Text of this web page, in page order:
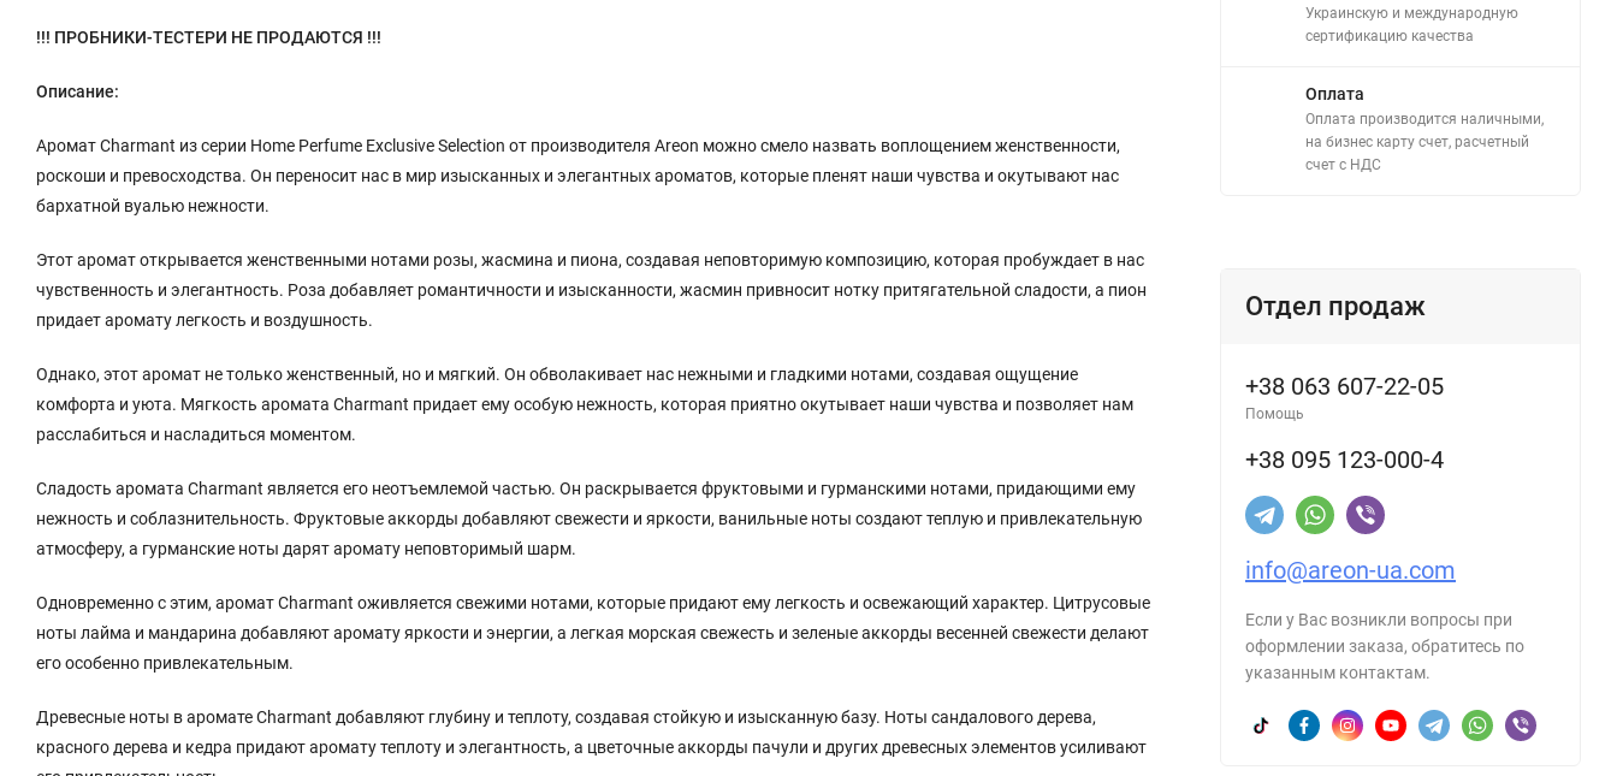
!!! ПРОБНИКИ-ТЕСТЕРИ НЕ ПРОДАЮТСЯ !!!
Описание:
Аромат Charmant из серии Home Perfume Exclusive Selection от производителя Areon можно смело назвать воплощением женственности,
роскоши и превосходства. Он переносит нас в мир изысканных и элегантных ароматов, которые пленят наши чувства и окутывают нас
бархатной вуалью нежности.
Этот аромат открывается женственными нотами розы, жасмина и пиона, создавая неповторимую композицию, которая пробуждает в нас
чувственность и элегантность. Роза добавляет романтичности и изысканности, жасмин привносит нотку притягательной сладости, а пион
придает аромату легкость и воздушность.
Однако, этот аромат не только женственный, но и мягкий. Он обволакивает нас нежными и гладкими нотами, создавая ощущение
комфорта и уюта. Мягкость аромата Charmant придает ему особую нежность, которая приятно окутывает наши чувства и позволяет нам
расслабиться и насладиться моментом.
Сладость аромата Charmant является его неотъемлемой частью. Он раскрывается фруктовыми и гурманскими нотами, придающими ему
нежность и соблазнительность. Фруктовые аккорды добавляют свежести и яркости, ванильные ноты создают теплую и привлекательную
атмосферу, а гурманские ноты дарят аромату неповторимый шарм.
Одновременно с этим, аромат Charmant оживляется свежими нотами, которые придают ему легкость и освежающий характер. Цитрусовые
ноты лайма и мандарина добавляют аромату яркости и энергии, а легкая морская свежесть и зеленые аккорды весенней свежести делают
его особенно привлекательным.
Древесные ноты в аромате Charmant добавляют глубину и теплоту, создавая стойкую и изысканную базу. Ноты сандалового дерева,
красного дерева и кедра придают аромату теплоту и элегантность, а цветочные аккорды пачули и других древесных элементов усиливают
Украинскую и международную
сертификацию качества
Оплата
Оплата производится наличными,
на бизнес карту счет, расчетный
счет с НДС
Отдел продаж
+38 063 607-22-05
Помощь
+38 095 123-000-4
info@areon-ua.com
Если у Вас возникли вопросы при
оформлении заказа, обратитесь по
указанным контактам.